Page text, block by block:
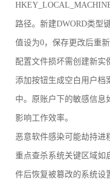
路径。新建DWORD类型
值设为0，保存更改后重
配置文件损坏需创建新实
添加按钮生成空白用户档
中。原账户下的敏感信息
影响工作效率。
恶意软件感染可能劫持进
重点查杀系统关键区域如
件后恢复被篡改的系统设